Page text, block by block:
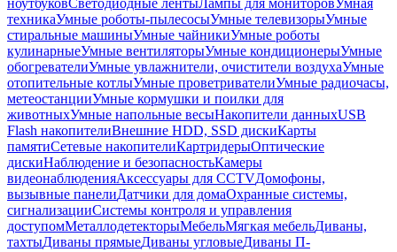
ноутбуковСветодиодные лентыЛампы для мониторовУмная
техникаУмные роботы-пылесосыУмные телевизорыУмные
стиральные машиныУмные чайникиУмные роботы
кулинарныеУмные вентиляторыУмные кондиционерыУмные
обогревателиУмные увлажнители, очистители воздухаУмные
отопительные котлыУмные проветривателиУмные радиочасы,
метеостанцииУмные кормушки и поилки для
животныхУмные напольные весыНакопители данныхUSB
Flash накопителиВнешние HDD, SSD дискиКарты
памятиСетевые накопителиКартридерыОптические
дискиНаблюдение и безопасностьКамеры
видеонаблюденияАксессуары для CCTVДомофоны,
вызывные панелиДатчики для домаОхранные системы,
сигнализацииСистемы контроля и управления
доступомМеталлодетекторыМебельМягкая мебельДиваны,
тахтыДиваны прямыеДиваны угловыеДиваны П-